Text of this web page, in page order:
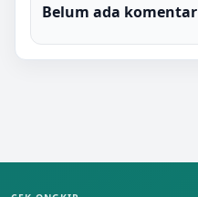
Belum ada komentar